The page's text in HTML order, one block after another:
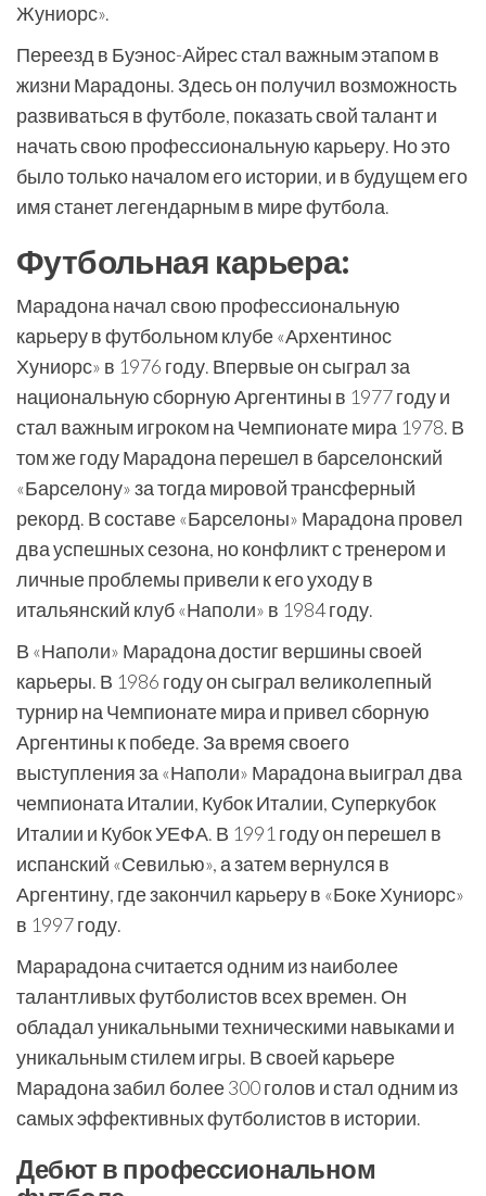
Жуниорс».
Переезд в Буэнос-Айрес стал важным этапом в
жизни Марадоны. Здесь он получил возможность
развиваться в футболе, показать свой талант и
начать свою профессиональную карьеру. Но это
было только началом его истории, и в будущем его
имя станет легендарным в мире футбола.
Футбольная карьера:
Марадона начал свою профессиональную
карьеру в футбольном клубе «Архентинос
Хуниорс» в 1976 году. Впервые он сыграл за
национальную сборную Аргентины в 1977 году и
стал важным игроком на Чемпионате мира 1978. В
том же году Марадона перешел в барселонский
«Барселону» за тогда мировой трансферный
рекорд. В составе «Барселоны» Марадона провел
два успешных сезона, но конфликт с тренером и
личные проблемы привели к его уходу в
итальянский клуб «Наполи» в 1984 году.
В «Наполи» Марадона достиг вершины своей
карьеры. В 1986 году он сыграл великолепный
турнир на Чемпионате мира и привел сборную
Аргентины к победе. За время своего
выступления за «Наполи» Марадона выиграл два
чемпионата Италии, Кубок Италии, Суперкубок
Италии и Кубок УЕФА. В 1991 году он перешел в
испанский «Севилью», а затем вернулся в
Аргентину, где закончил карьеру в «Боке Хуниорс»
в 1997 году.
Марарадона считается одним из наиболее
талантливых футболистов всех времен. Он
обладал уникальными техническими навыками и
уникальным стилем игры. В своей карьере
Марадона забил более 300 голов и стал одним из
самых эффективных футболистов в истории.
Дебют в профессиональном